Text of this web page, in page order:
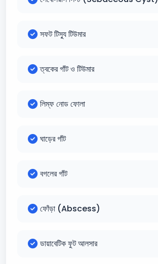
সফট টিস্যু টিউমার
ত্বকের গাঁট ও টিউমার
লিম্ফ নোড ফোলা
ঘাড়ের গাঁট
বগলের গাঁট
ফোঁড়া (Abscess)
ডায়াবেটিক ফুট আলসার